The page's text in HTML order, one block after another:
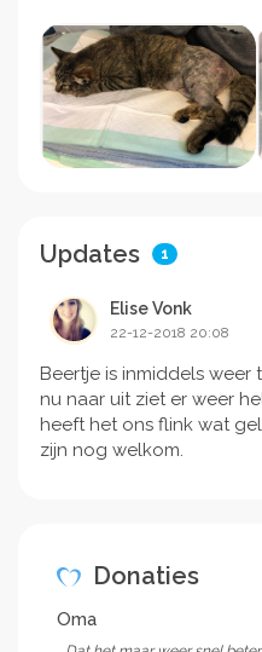
Updates 1
Elise Vonk
22-12-2018 20:08
Beertje is inmiddels weer
nu naar uit ziet er weer
heeft het ons flink wat
zijn nog welkom.
Donaties
Oma